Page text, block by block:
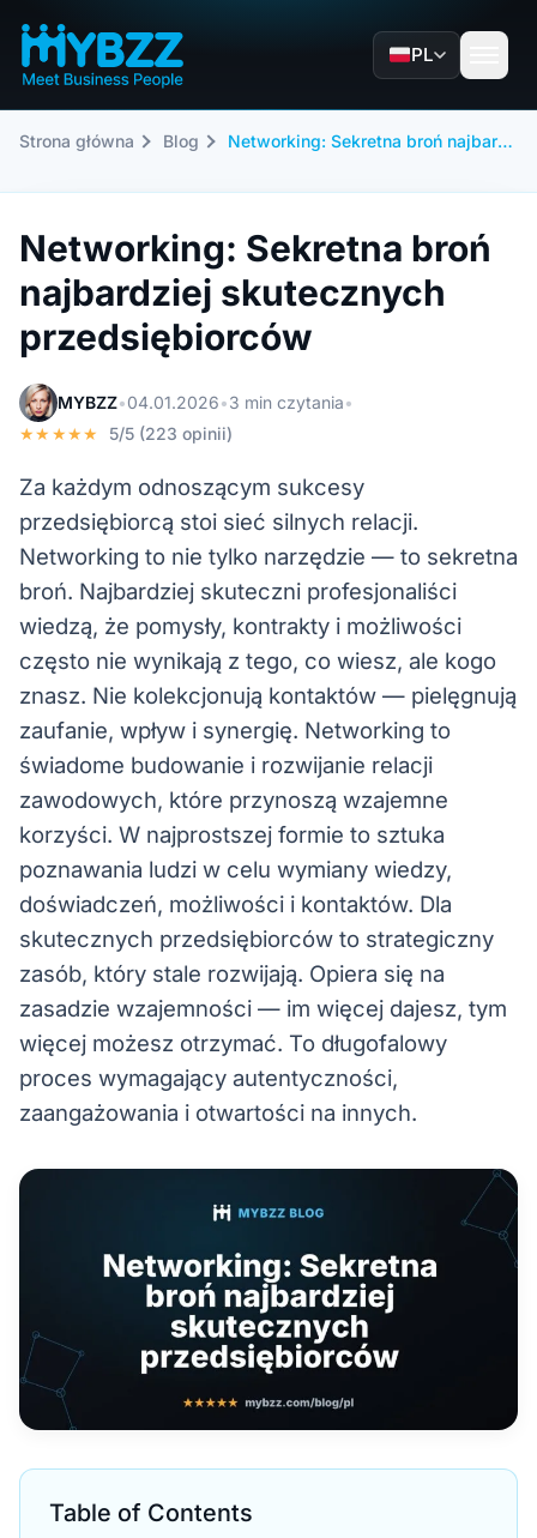
PL
Strona główna Blog Networking: Sekretna broń najbardziej skutecznych przedsiębiorców
Networking: Sekretna broń
najbardziej skutecznych
przedsiębiorców
MYBZZ•04.01.2026•3 min czytania•
★★★★★
5/5 (223 opinii)
Za każdym odnoszącym sukcesy
przedsiębiorcą stoi sieć silnych relacji.
Networking to nie tylko narzędzie — to sekretna
broń. Najbardziej skuteczni profesjonaliści
wiedzą, że pomysły, kontrakty i możliwości
często nie wynikają z tego, co wiesz, ale kogo
znasz. Nie kolekcjonują kontaktów — pielęgnują
zaufanie, wpływ i synergię. Networking to
świadome budowanie i rozwijanie relacji
zawodowych, które przynoszą wzajemne
korzyści. W najprostszej formie to sztuka
poznawania ludzi w celu wymiany wiedzy,
doświadczeń, możliwości i kontaktów. Dla
skutecznych przedsiębiorców to strategiczny
zasób, który stale rozwijają. Opiera się na
zasadzie wzajemności — im więcej dajesz, tym
więcej możesz otrzymać. To długofalowy
proces wymagający autentyczności,
zaangażowania i otwartości na innych.
Table of Contents